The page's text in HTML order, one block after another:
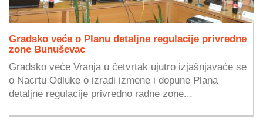
Gradsko veće o Planu detaljne regulacije privredne
zone Bunuševac
Gradsko veće Vranja u četvrtak ujutro izjašnjavaće se
o Nacrtu Odluke o izradi izmene i dopune Plana
detaljne regulacije privredno radne zone...